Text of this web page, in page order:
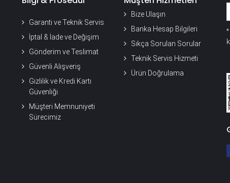
Garanti ve Teknik Servis
İptal & İade ve Değişim
Gönderim ve Teslimat
Güvenli Alışveriş
Gizlilik ve Kredi Kartı
Güvenliği
Müşteri Memnuniyeti
Sürecimiz
Bize Ulaşın
Banka Hesap Bilgileri
Sıkça Sorulan Sorular
Teknik Servis Hizmeti
Ürün Doğrulama
*